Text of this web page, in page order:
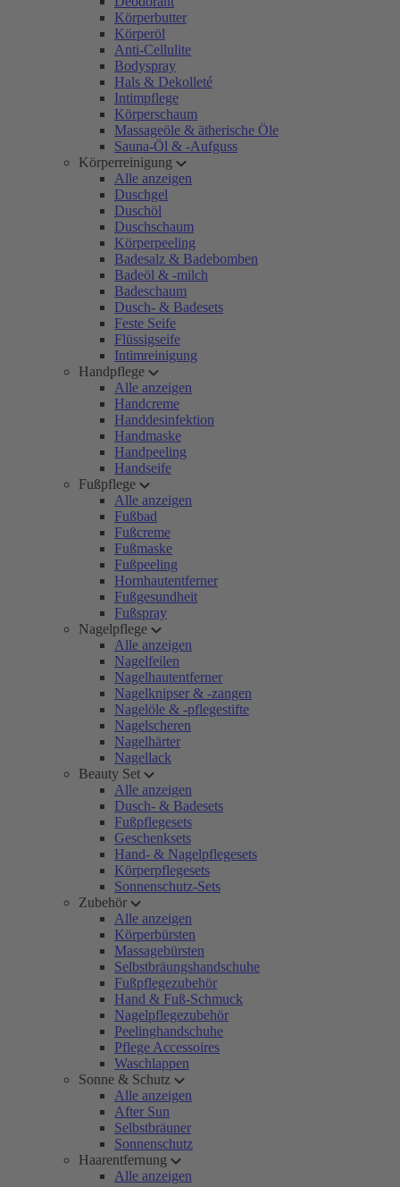
Körperbutter
Körperöl
Anti-Cellulite
Bodyspray
Hals & Dekolleté
Intimpflege
Körperschaum
Massageöle & ätherische Öle
Sauna-Öl & -Aufguss
Körperreinigung
Alle anzeigen
Duschgel
Duschöl
Duschschaum
Körperpeeling
Badesalz & Badebomben
Badeöl & -milch
Badeschaum
Dusch- & Badesets
Feste Seife
Flüssigseife
Intimreinigung
Handpflege
Alle anzeigen
Handcreme
Handdesinfektion
Handmaske
Handpeeling
Handseife
Fußpflege
Alle anzeigen
Fußbad
Fußcreme
Fußmaske
Fußpeeling
Hornhautentferner
Fußgesundheit
Fußspray
Nagelpflege
Alle anzeigen
Nagelfeilen
Nagelhautentferner
Nagelknipser & -zangen
Nagelöle & -pflegestifte
Nagelscheren
Nagelhärter
Nagellack
Beauty Set
Alle anzeigen
Dusch- & Badesets
Fußpflegesets
Geschenksets
Hand- & Nagelpflegesets
Körperpflegesets
Sonnenschutz-Sets
Zubehör
Alle anzeigen
Körperbürsten
Massagebürsten
Selbstbräungshandschuhe
Fußpflegezubehör
Hand & Fuß-Schmuck
Nagelpflegezubehör
Peelinghandschuhe
Pflege Accessoires
Waschlappen
Sonne & Schutz
Alle anzeigen
After Sun
Selbstbräuner
Sonnenschutz
Haarentfernung
Alle anzeigen